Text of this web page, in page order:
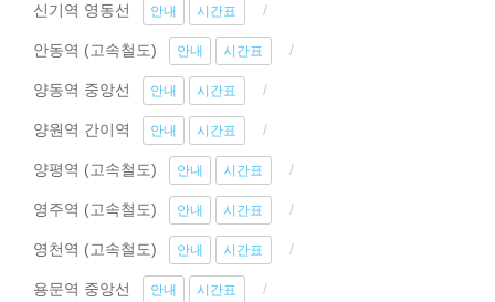
신기역 영동선 안내 시간표
안동역 (고속철도) 안내 시간표
양동역 중앙선 안내 시간표
양원역 간이역 안내 시간표
양평역 (고속철도) 안내 시간표
영주역 (고속철도) 안내 시간표
영천역 (고속철도) 안내 시간표
용문역 중앙선 안내 시간표